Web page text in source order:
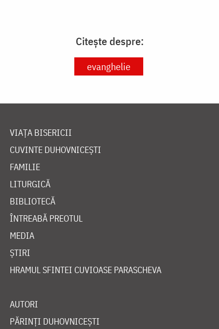
Citește despre:
evanghelie
VIAȚA BISERICII
CUVINTE DUHOVNICEȘTI
FAMILIE
LITURGICĂ
BIBLIOTECĂ
ÎNTREABĂ PREOTUL
MEDIA
ȘTIRI
HRAMUL SFINTEI CUVIOASE PARASCHEVA
AUTORI
PĂRINȚI DUHOVNICEȘTI